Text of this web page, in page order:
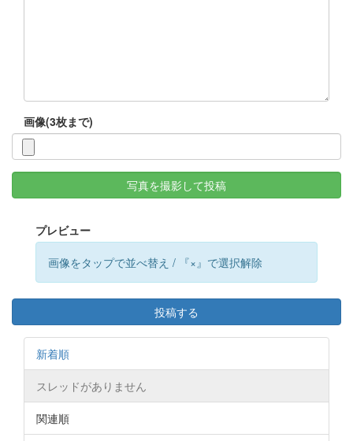
画像(3枚まで)
写真を撮影して投稿
プレビュー
画像をタップで並べ替え / 『×』で選択解除
投稿する
新着順
スレッドがありません
関連順